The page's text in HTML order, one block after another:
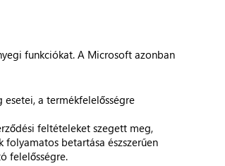
funkciókat. A Microsoft azonban
a termékfelelősségre
feltételeket szegett meg,
folyamatos betartása észszerűen
felelősségre.